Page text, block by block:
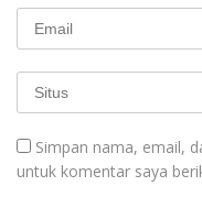
Simpan nama, email,
untuk komentar saya